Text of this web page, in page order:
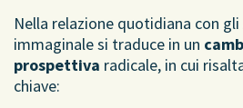
Nella relazione quotidiana con gli
immaginale si traduce in un
prospettiva radicale, in cui
chiave: